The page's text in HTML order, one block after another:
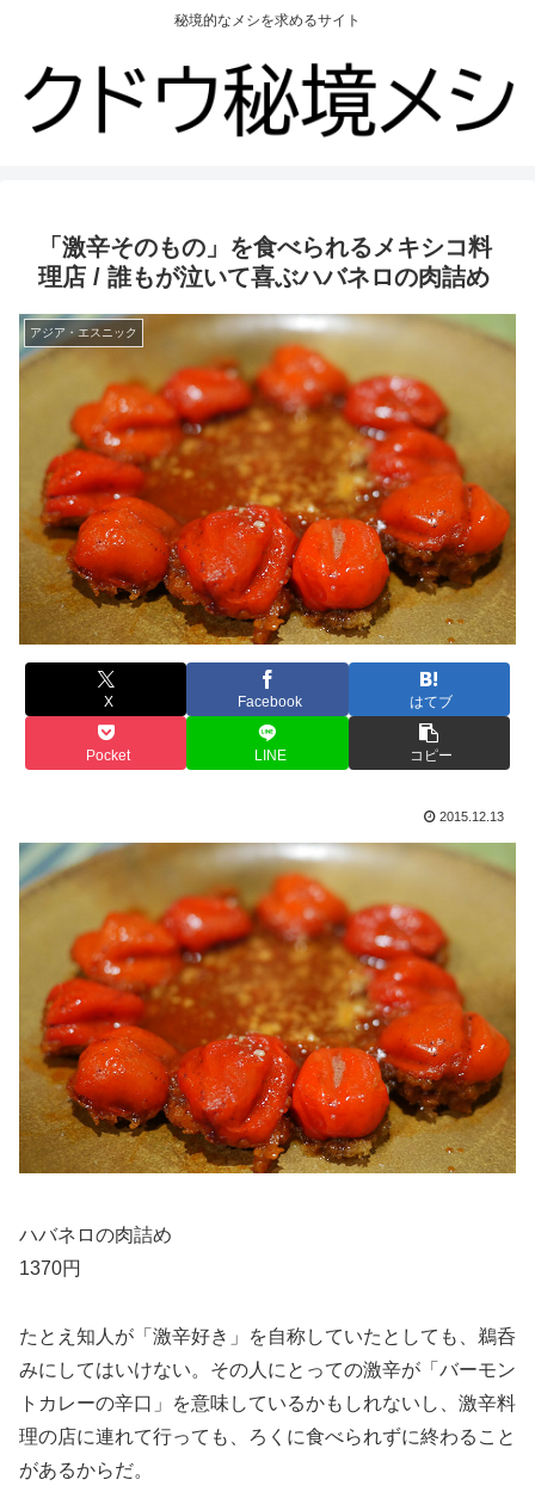
秘境的なメシを求めるサイト
「激辛そのもの」を食べられるメキシコ料
理店 / 誰もが泣いて喜ぶハバネロの肉詰め
アジア・エスニック
X Facebook はてブ
Pocket LINE コピー
2015.12.13
ハバネロの肉詰め
1370円
たとえ知人が「激辛好き」を自称していたとしても、鵜呑
みにしてはいけない。その人にとっての激辛が「バーモン
トカレーの辛口」を意味しているかもしれないし、激辛料
理の店に連れて行っても、ろくに食べられずに終わること
があるからだ。